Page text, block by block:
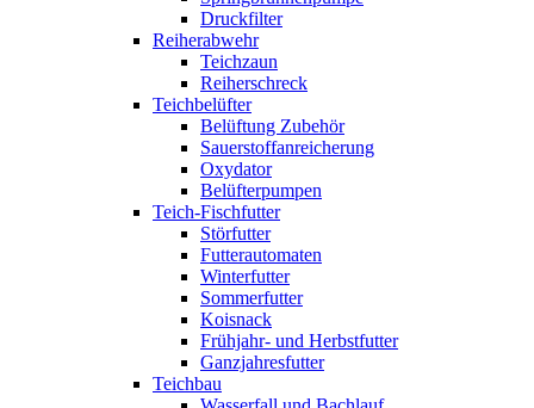
Druckfilter
Reiherabwehr
Teichzaun
Reiherschreck
Teichbelüfter
Belüftung Zubehör
Sauerstoffanreicherung
Oxydator
Belüfterpumpen
Teich-Fischfutter
Störfutter
Futterautomaten
Winterfutter
Sommerfutter
Koisnack
Frühjahr- und Herbstfutter
Ganzjahresfutter
Teichbau